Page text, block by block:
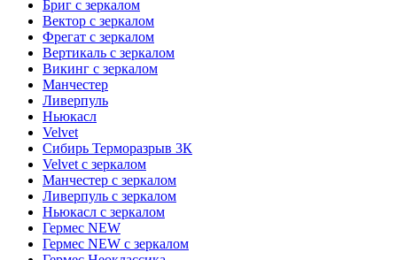
Бриг с зеркалом
Вектор с зеркалом
Фрегат с зеркалом
Вертикаль с зеркалом
Викинг с зеркалом
Манчестер
Ливерпуль
Ньюкасл
Velvet
Сибирь Терморазрыв 3К
Velvet с зеркалом
Манчестер с зеркалом
Ливерпуль с зеркалом
Ньюкасл с зеркалом
Гермес NEW
Гермес NEW с зеркалом